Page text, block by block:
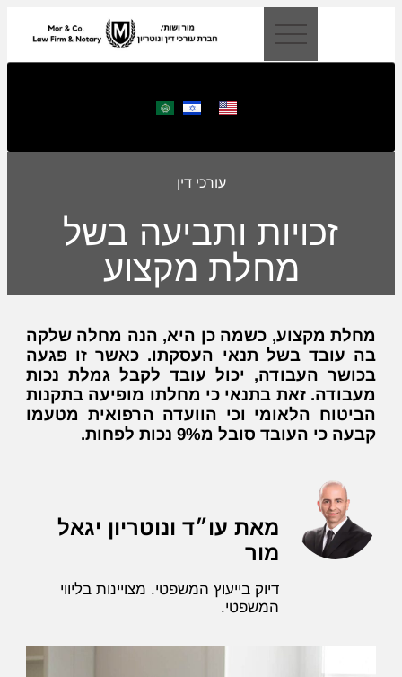
עורכי דין
זכויות ותביעה בשל
מחלת מקצוע
מחלת מקצוע, כשמה כן היא, הנה מחלה שלקה
בה עובד בשל תנאי העסקתו. כאשר זו פגעה
בכושר העבודה, יכול עובד לקבל גמלת נכות
מעבודה. זאת בתנאי כי מחלתו מופיעה בתקנות
הביטוח הלאומי וכי הוועדה הרפואית מטעמו
קבעה כי העובד סובל מ9% נכות לפחות.
מאת עו״ד ונוטריון יגאל
מור
דיוק בייעוץ המשפטי. מצויינות בליווי
המשפטי.